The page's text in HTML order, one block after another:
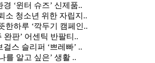
‘윈터 슈즈’ 신제품..
소 청소년 위한 자립지..
한하루 ‘깍두기 캠페인..
완판’ 어센틱 반팔티..
스 슬리퍼 ‘쁘레빠’ ..
를 알고 싶은’ 생활 ..